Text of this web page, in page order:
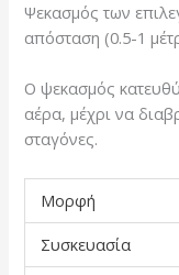
Ψεκασμός των
απόσταση (0.5-1
Ο ψεκασμός
αέρα, μέχρι να
σταγόνες.
Μορφή
Συσκευασία